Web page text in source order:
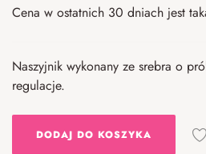
Cena w ostatnich 30 dniach jest
Naszyjnik wykonany ze srebra o
regulacje.
DODAJ DO KOSZYKA